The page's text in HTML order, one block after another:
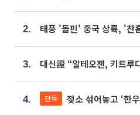
2.
3.
4. 단독 젖소 섞어놓고 ‘한우 원육’